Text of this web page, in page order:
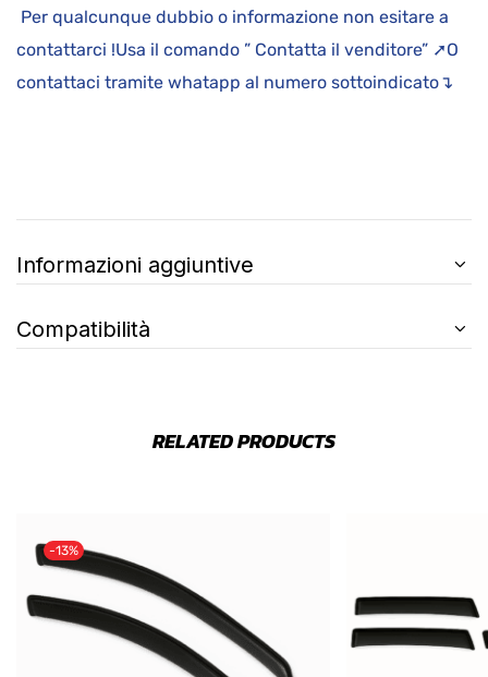
Per qualcunque dubbio o informazione non esitare a
contattarci !Usa il comando ” Contatta il venditore” ➚O
contattaci tramite whatapp al numero sottoindicato↴
Informazioni aggiuntive
Compatibilità
RELATED PRODUCTS
-13%